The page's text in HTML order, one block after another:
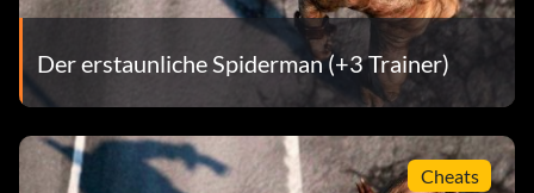
Der erstaunliche Spiderman (+3 Trainer)
Cheats